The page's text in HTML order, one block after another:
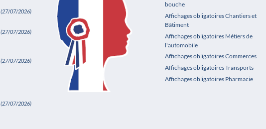
(27/07/2026)
(27/07/2026)
(27/07/2026)
(27/07/2026)
bouche
Affichages obligatoires Chantiers et
Bâtiment
Affichages obligatoires Métiers de
l'automobile
Affichages obligatoires Commerces
Affichages obligatoires Transports
Affichages obligatoires Pharmacie